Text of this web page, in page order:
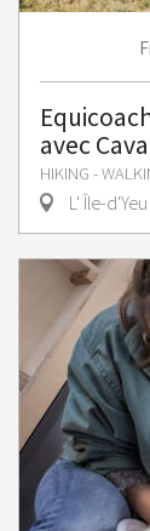
avec
HIKING -
L' Île-d'Yeu